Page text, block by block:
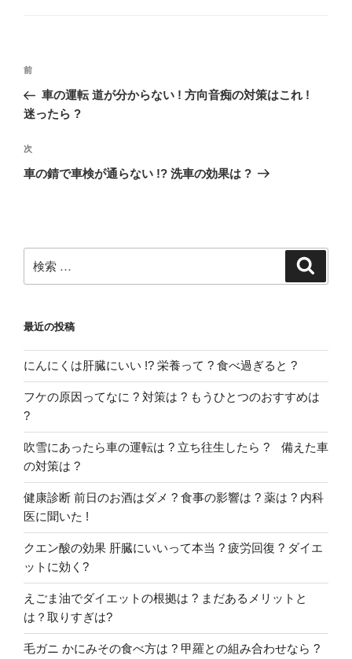
投
ナ
ゲ
ー
過
去
の
稿
前
車の運転 道が分からない ! 方向音痴の対策はこれ !
迷ったら ?
次
の
次
車の錆で車検が通らない !? 洗車の効果は ?
索:
最近の投稿
にんにくは肝臓にいい !? 栄養って ? 食べ過ぎると ?
フケの原因ってなに ? 対策は ? もうひとつのおすすめは
?
吹雪にあったら車の運転は ? 立ち往生したら ? 備えた車
の対策は ?
健康診断 前日のお酒はダメ ? 食事の影響は ? 薬は ? 内科
医に聞いた !
クエン酸の効果 肝臓にいいって本当 ? 疲労回復 ? ダイエ
ットに効く?
えごま油でダイエットの根拠は ? まだあるメリットと
は？取りすぎは?
毛ガニ かにみその食べ方は ? 甲羅との組み合わせなら ?